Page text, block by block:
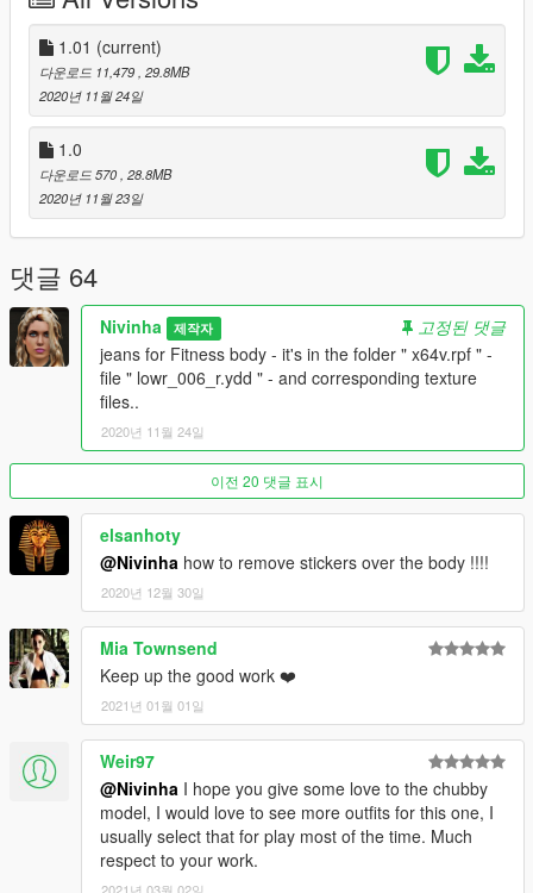
1.01 (current)
다운로드 11,479, 29.8MB
2020년 11월 24일
1.0
다운로드 570, 28.8MB
2020년 11월 23일
댓글 64
Nivinha 제작자
고정된 댓글
jeans for Fitness body - it's in the folder " x64v.rpf " -
file " lowr_006_r.ydd " - and corresponding texture
files..
2020년 11월 24일
이전 20 댓글 표시
elsanhoty
@Nivinha how to remove stickers over the body !!!!
2020년 12월 30일
Mia Townsend
Keep up the good work ❤️
2021년 01월 01일
Weir97
@Nivinha I hope you give some love to the chubby
model, I would love to see more outfits for this one, I
usually select that for play most of the time. Much
respect to your work.